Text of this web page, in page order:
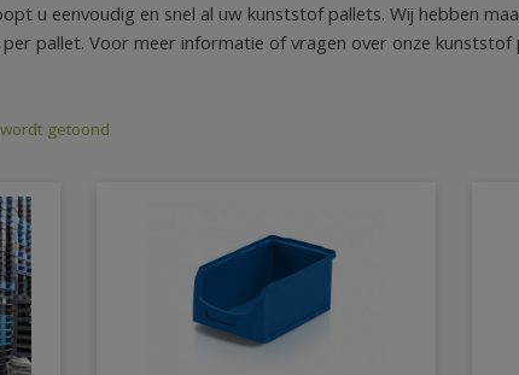
u eenvoudig en snel al uw kunststof pallets. Wij hebben
pallet. Voor meer informatie of vragen over onze
getoond